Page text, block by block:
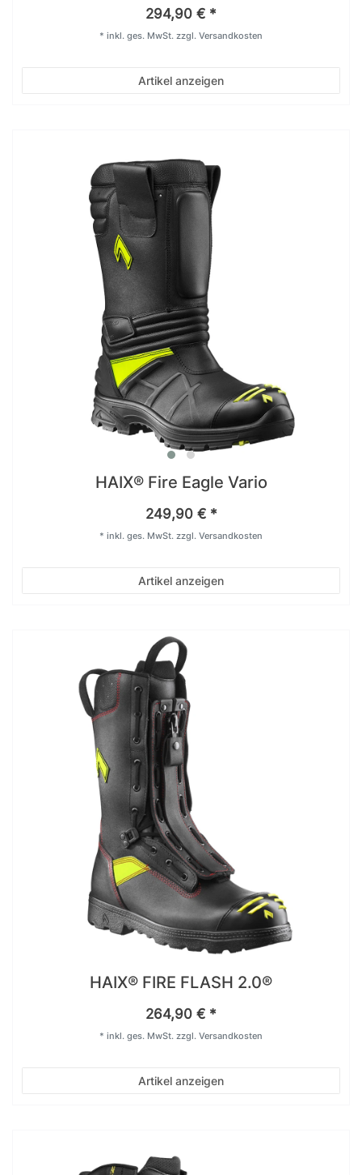
294,90 € *
Artikel anzeigen
* inkl. ges. MwSt. zzgl. Versandkosten
HAIX® Fire Eagle Vario
249,90 € *
Artikel anzeigen
* inkl. ges. MwSt. zzgl. Versandkosten
HAIX® FIRE FLASH 2.0®
264,90 € *
Artikel anzeigen
* inkl. ges. MwSt. zzgl. Versandkosten